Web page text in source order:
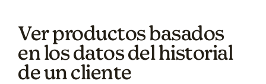
Ver productos basados
en los datos del historial
de un cliente